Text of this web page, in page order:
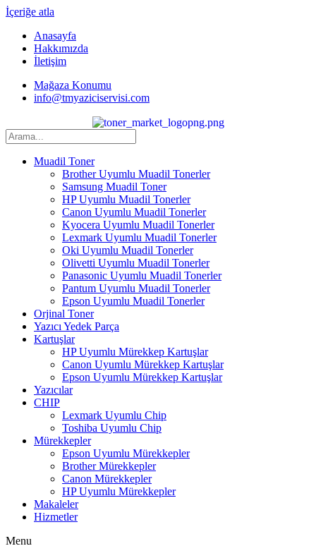
İçeriğe atla
Anasayfa
Hakkımızda
İletişim
Mağaza Konumu
info@tmyaziciservisi.com
Muadil Toner
Brother Uyumlu Muadil Tonerler
Samsung Muadil Toner
HP Uyumlu Muadil Tonerler
Canon Uyumlu Muadil Tonerler
Kyocera Uyumlu Muadil Tonerler
Lexmark Uyumlu Muadil Tonerler
Oki Uyumlu Muadil Tonerler
Olivetti Uyumlu Muadil Tonerler
Panasonic Uyumlu Muadil Tonerler
Pantum Uyumlu Muadil Tonerler
Epson Uyumlu Muadil Tonerler
Orjinal Toner
Yazıcı Yedek Parça
Kartuşlar
HP Uyumlu Mürekkep Kartuşlar
Canon Uyumlu Mürekkep Kartuşlar
Epson Uyumlu Mürekkep Kartuşlar
Yazıcılar
CHIP
Lexmark Uyumlu Chip
Toshiba Uyumlu Chip
Mürekkepler
Epson Uyumlu Mürekkepler
Brother Mürekkepler
Canon Mürekkepler
HP Uyumlu Mürekkepler
Makaleler
Hizmetler
Menu